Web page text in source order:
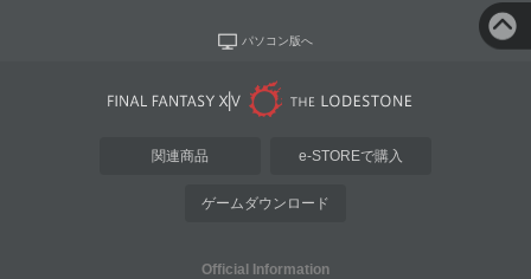
パソコン版へ
関連商品 e-STOREで購入
ゲームダウンロード
Official Information